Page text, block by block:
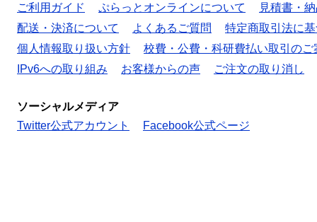
ご利用ガイド
ぷらっとオンラインについて
見積書・
配送・決済について
よくあるご質問
特定商取引法に
個人情報取り扱い方針
校費・公費・科研費払い取引のご
IPv6への取り組み
お客様からの声 ご注文の取り消し
ソーシャルメディア
Twitter公式アカウント
Facebook公式ページ